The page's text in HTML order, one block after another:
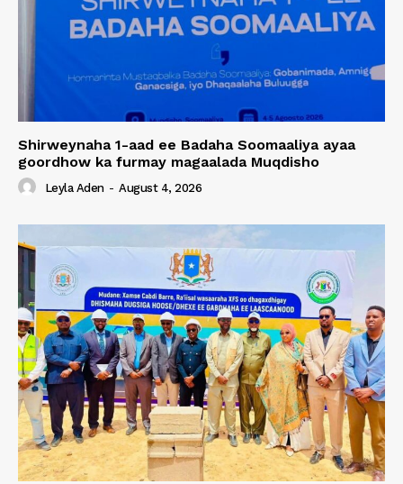
Shirweynaha 1-aad ee Badaha Soomaaliya ayaa
goordhow ka furmay magaalada Muqdisho
Leyla Aden - August 4, 2026